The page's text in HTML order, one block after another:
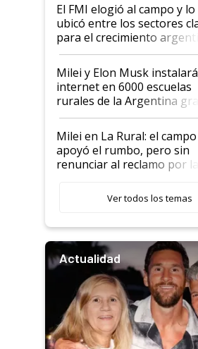
El FMI elogió al campo y lo
ubicó entre los sectores
para el crecimiento
Milei y Elon Musk
internet en 6000 escuelas
rurales de la Argentina
a un acuerdo con Starlink
Milei en La Rural: el campo
apoyó el rumbo, pero sin
renunciar al reclamo por las
Ver todos los temas
Actualidad